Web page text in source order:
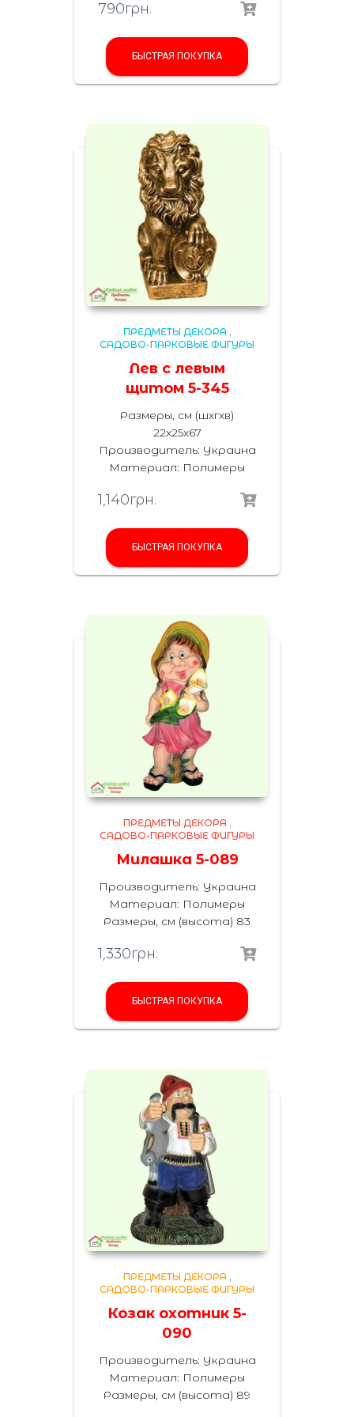
790грн.
БЫСТРАЯ ПОКУПКА
ПРЕДМЕТЫ ДЕКОРА ,
САДОВО-ПАРКОВЫЕ ФИГУРЫ
Лев с левым
щитом 5-345
Размеры, см (шхгхв)
22х25х67
Производитель: Украина
Материал: Полимеры
1,140грн.
БЫСТРАЯ ПОКУПКА
ПРЕДМЕТЫ ДЕКОРА ,
САДОВО-ПАРКОВЫЕ ФИГУРЫ
Милашка 5-089
Производитель: Украина
Материал: Полимеры
Размеры, см (высота) 83
1,330грн.
БЫСТРАЯ ПОКУПКА
ПРЕДМЕТЫ ДЕКОРА ,
САДОВО-ПАРКОВЫЕ ФИГУРЫ
Козак охотник 5-
090
Производитель: Украина
Материал: Полимеры
Размеры, см (высота) 89